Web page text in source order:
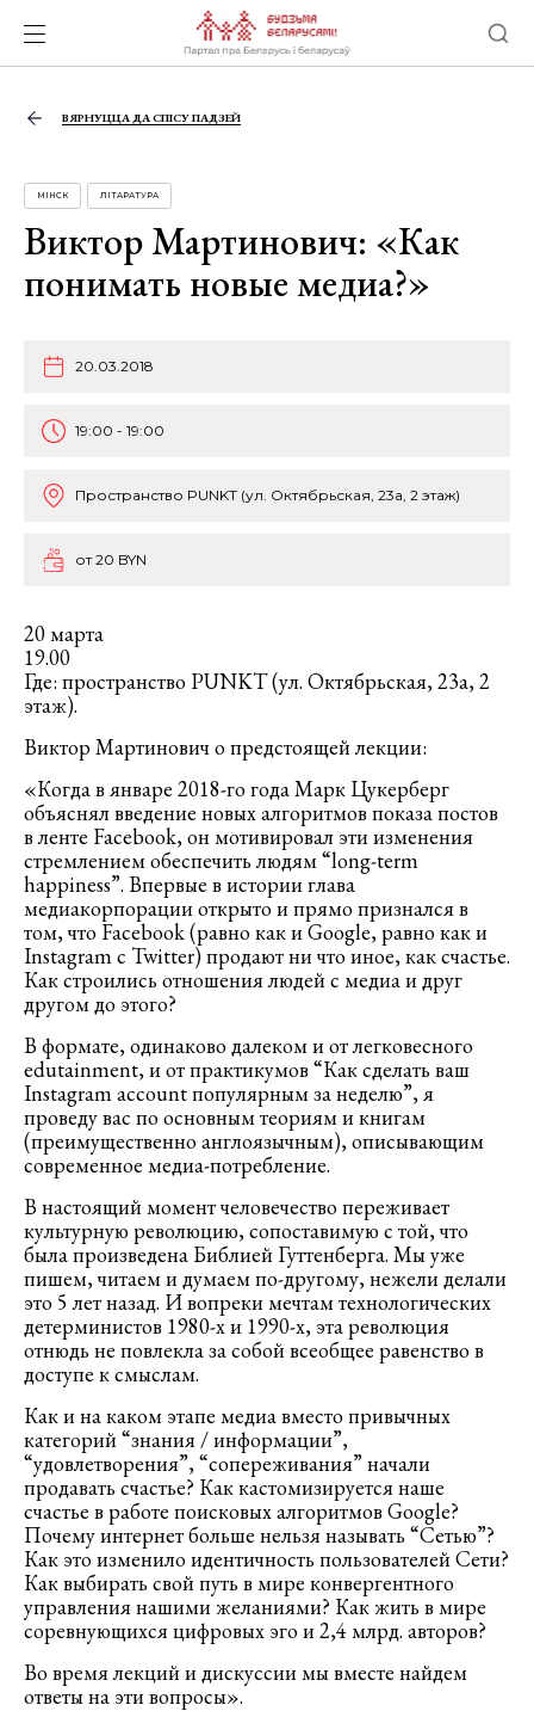
ВЯРНУЦЦА ДА СПІСУ ПАДЗЕЙ
МІНСК ЛІТАРАТУРА
Виктор Мартинович: «Как
понимать новые медиа?»
20.03.2018
19:00 - 19:00
Пространство PUNKT (ул. Октябрьская, 23а, 2 этаж)
от 20 BYN
20 марта
19.00
Где: пространство PUNKT (ул. Октябрьская, 23а, 2
этаж).
Виктор Мартинович о предстоящей лекции:
«Когда в январе 2018-го года Марк Цукерберг
объяснял введение новых алгоритмов показа постов
в ленте Facebook, он мотивировал эти изменения
стремлением обеспечить людям “long-term
happiness”. Впервые в истории глава
медиакорпорации открыто и прямо признался в
том, что Facebook (равно как и Google, равно как и
Instagram с Twitter) продают ни что иное, как счастье.
Как строились отношения людей с медиа и друг
другом до этого?
В формате, одинаково далеком и от легковесного
edutainment, и от практикумов “Как сделать ваш
Instagram account популярным за неделю”, я
проведу вас по основным теориям и книгам
(преимущественно англоязычным), описывающим
современное медиа-потребление.
В настоящий момент человечество переживает
культурную революцию, сопоставимую с той, что
была произведена Библией Гуттенберга. Мы уже
пишем, читаем и думаем по-другому, нежели делали
это 5 лет назад. И вопреки мечтам технологических
детерминистов 1980-х и 1990-х, эта революция
отнюдь не повлекла за собой всеобщее равенство в
доступе к смыслам.
Как и на каком этапе медиа вместо привычных
категорий “знания / информации”,
“удовлетворения”, “сопереживания” начали
продавать счастье? Как кастомизируется наше
счастье в работе поисковых алгоритмов Google?
Почему интернет больше нельзя называть “Сетью”?
Как это изменило идентичность пользователей Сети?
Как выбирать свой путь в мире конвергентного
управления нашими желаниями? Как жить в мире
соревнующихся цифровых эго и 2,4 млрд. авторов?
Во время лекций и дискуссии мы вместе найдем
ответы на эти вопросы».